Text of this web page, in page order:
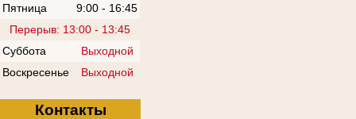
Пятница
9:00 - 16:45
Перерыв: 13:00 - 13:45
Суббота
Выходной
Воскресенье
Выходной
Контакты